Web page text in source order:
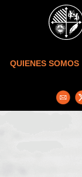
Skip to main content
QUIENES SOMOS